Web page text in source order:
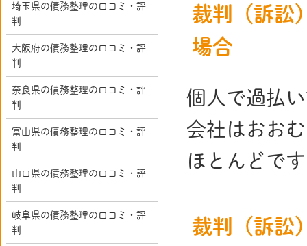
裁判（訴訟
場合
個人で過払
会社はおお
ほとんどで
裁判（訴訟
埼玉県の債務整理の口コミ・評
判
大阪府の債務整理の口コミ・評
判
奈良県の債務整理の口コミ・評
判
富山県の債務整理の口コミ・評
判
山口県の債務整理の口コミ・評
判
岐阜県の債務整理の口コミ・評
判